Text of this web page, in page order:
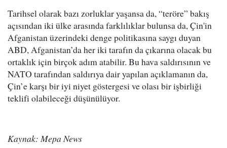
Tarihsel olarak bazı zorluklar yaşansa da, “teröre” bakış
açısından iki ülke arasında farklılıklar bulunsa da, Çin'in
Afganistan üzerindeki denge politikasına saygı duyan
ABD, Afganistan’da her iki tarafın da çıkarına olacak bu
ortaklık için birçok adım atabilir. Bu hava saldırısının ve
NATO tarafından saldırıya dair yapılan açıklamanın da,
Çin’e karşı bir iyi niyet göstergesi ve olası bir işbirliği
teklifi olabileceği düşünülüyor.
Kaynak: Mepa News